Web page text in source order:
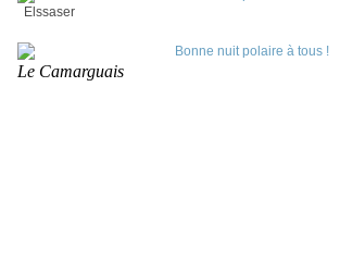
Elssaser
Le Camarguais